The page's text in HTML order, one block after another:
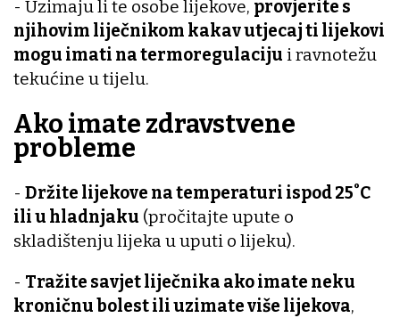
- Uzimaju li te osobe lijekove, provjerite s
njihovim liječnikom kakav utjecaj ti lijekovi
mogu imati na termoregulaciju i ravnotežu
tekućine u tijelu.
Ako imate zdravstvene
probleme
- Držite lijekove na temperaturi ispod 25˚C
ili u hladnjaku (pročitajte upute o
skladištenju lijeka u uputi o lijeku).
- Tražite savjet liječnika ako imate neku
kroničnu bolest ili uzimate više lijekova,